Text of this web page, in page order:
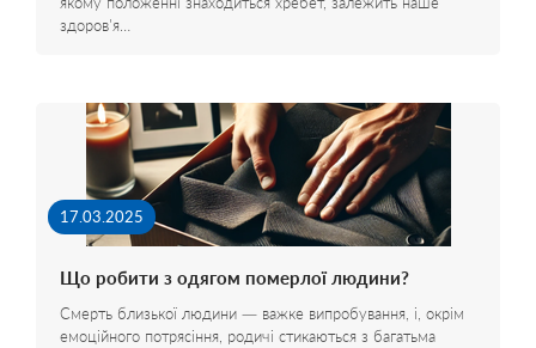
здоров'я…
17.03.2025
Що робити з одягом померлої людини?
Смерть близької людини — важке випробування, і, окрім
емоційного потрясіння, родичі стикаються з багатьма